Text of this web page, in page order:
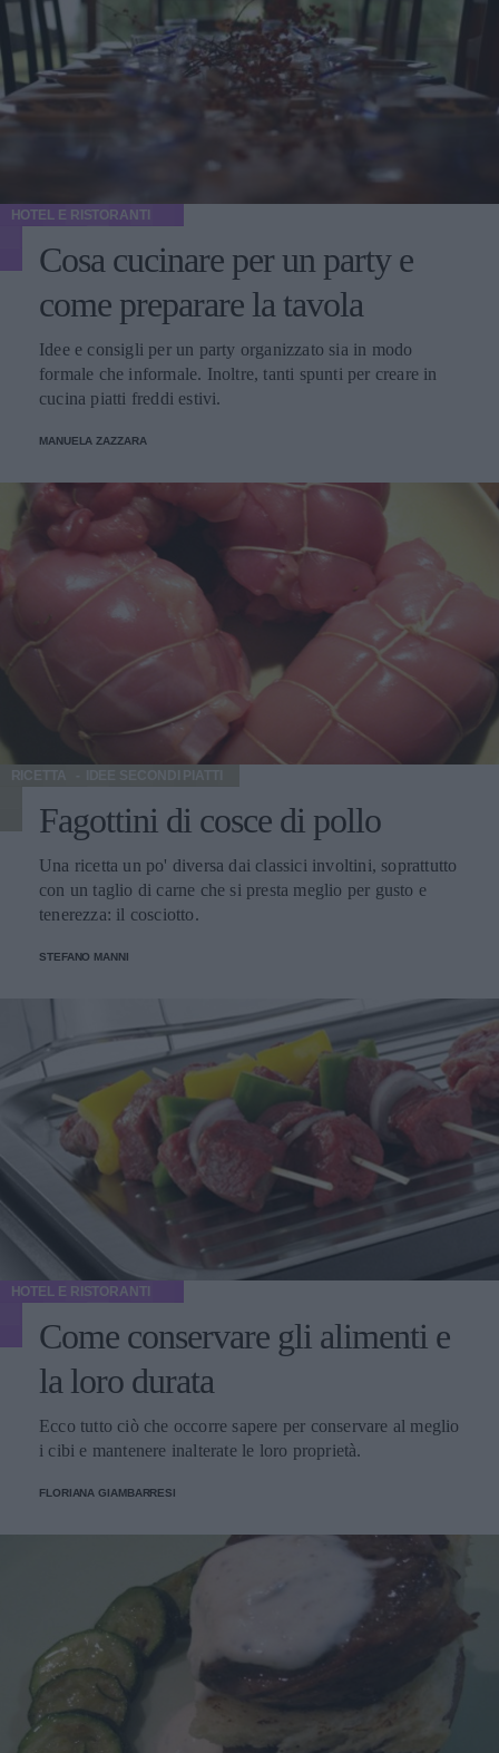
HOTEL E RISTORANTI
Cosa cucinare per un party e
come preparare la tavola
Idee e consigli per un party organizzato sia in modo
formale che informale. Inoltre, tanti spunti per creare in
cucina piatti freddi estivi.
MANUELA ZAZZARA
RICETTA IDEE SECONDI PIATTI
Fagottini di cosce di pollo
Una ricetta un po' diversa dai classici involtini, soprattutto
con un taglio di carne che si presta meglio per gusto e
tenerezza: il cosciotto.
STEFANO MANNI
HOTEL E RISTORANTI
Come conservare gli alimenti e
la loro durata
Ecco tutto ciò che occorre sapere per conservare al meglio
i cibi e mantenere inalterate le loro proprietà.
FLORIANA GIAMBARRESI